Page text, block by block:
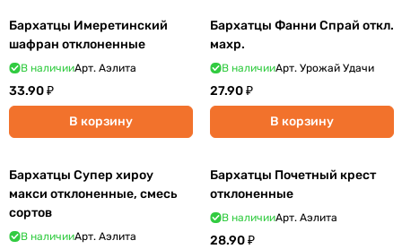
Бархатцы Имеретинский
шафран отклоненные
В наличииАрт. Аэлита
33.90 ₽
В корзину
Бархатцы Фанни Спрай откл.
махр.
В наличииАрт. Урожай Удачи
27.90 ₽
В корзину
Бархатцы Супер хироу
макси отклоненные, смесь
сортов
В наличииАрт. Аэлита
Бархатцы Почетный крест
отклоненные
В наличииАрт. Аэлита
28.90 ₽